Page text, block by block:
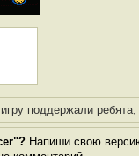
поддержали
Напиши свою